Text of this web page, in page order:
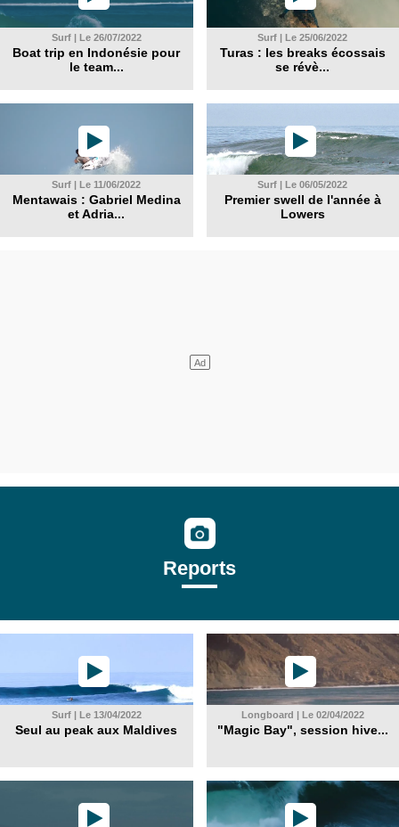
Surf | Le 26/07/2022
Boat trip en Indonésie pour
le team...
Surf | Le 25/06/2022
Turas : les breaks écossais
se révè...
Surf | Le 11/06/2022
Mentawais : Gabriel Medina
et Adria...
Surf | Le 06/05/2022
Premier swell de l'année à
Lowers
Reports
Surf | Le 13/04/2022
Seul au peak aux Maldives
Longboard | Le 02/04/2022
"Magic Bay", session hive...